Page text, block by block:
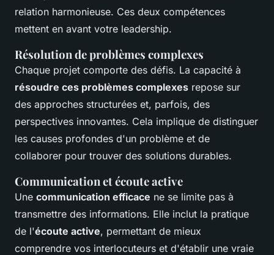
relation harmonieuse. Ces deux compétences
mettent en avant votre leadership.
Résolution de problèmes complexes
Chaque projet comporte des défis. La capacité à
résoudre ces problèmes complexes repose sur
des approches structurées et, parfois, des
perspectives innovantes. Cela implique de distinguer
les causes profondes d'un problème et de
collaborer pour trouver des solutions durables.
Communication et écoute active
Une communication efficace ne se limite pas à
transmettre des informations. Elle inclut la pratique
de l'écoute active, permettant de mieux
comprendre vos interlocuteurs et d'établir une vraie